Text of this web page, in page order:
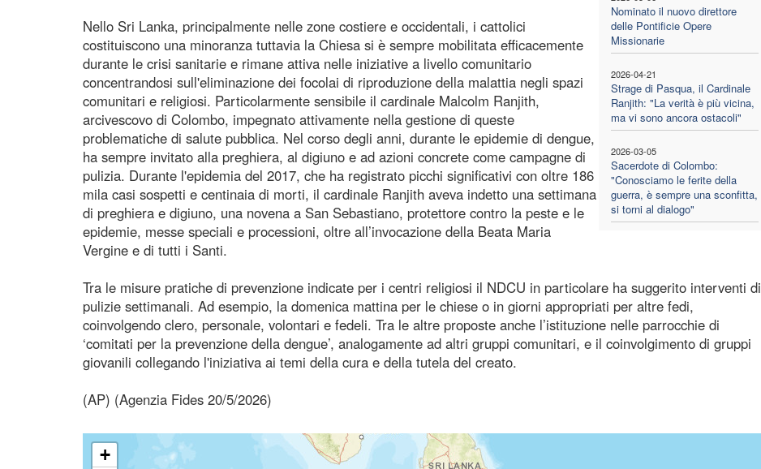
Nominato il nuovo direttore
delle Pontificie Opere
Missionarie
2026-04-21
Strage di Pasqua, il Cardinale
Ranjith: "La verità è più vicina,
ma vi sono ancora ostacoli"
2026-03-05
Sacerdote di Colombo:
"Conosciamo le ferite della
guerra, è sempre una sconfitta,
si torni al dialogo"
Nello Sri Lanka, principalmente nelle zone costiere e occidentali, i cattolici
costituiscono una minoranza tuttavia la Chiesa si è sempre mobilitata efficacemente
durante le crisi sanitarie e rimane attiva nelle iniziative a livello comunitario
concentrandosi sull'eliminazione dei focolai di riproduzione della malattia negli spazi
comunitari e religiosi. Particolarmente sensibile il cardinale Malcolm Ranjith,
arcivescovo di Colombo, impegnato attivamente nella gestione di queste
problematiche di salute pubblica. Nel corso degli anni, durante le epidemie di dengue,
ha sempre invitato alla preghiera, al digiuno e ad azioni concrete come campagne di
pulizia. Durante l'epidemia del 2017, che ha registrato picchi significativi con oltre 186
mila casi sospetti e centinaia di morti, il cardinale Ranjith aveva indetto una settimana
di preghiera e digiuno, una novena a San Sebastiano, protettore contro la peste e le
epidemie, messe speciali e processioni, oltre all’invocazione della Beata Maria
Vergine e di tutti i Santi.
Tra le misure pratiche di prevenzione indicate per i centri religiosi il NDCU in particolare ha suggerito interventi di
pulizie settimanali. Ad esempio, la domenica mattina per le chiese o in giorni appropriati per altre fedi,
coinvolgendo clero, personale, volontari e fedeli. Tra le altre proposte anche l’istituzione nelle parrocchie di
‘comitati per la prevenzione della dengue’, analogamente ad altri gruppi comunitari, e il coinvolgimento di gruppi
giovanili collegando l'iniziativa ai temi della cura e della tutela del creato.
(AP) (Agenzia Fides 20/5/2026)
+